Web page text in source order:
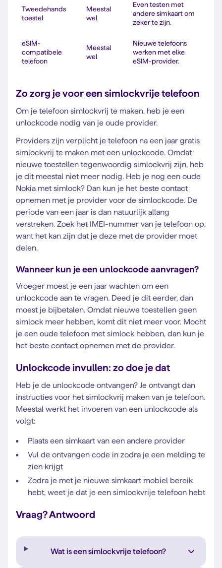
Tweedehands
toestel
Meestal
wel
Even testen met
andere simkaart om
zeker te zijn.
eSIM-
compatibele
telefoon
Meestal
wel
Nieuwe telefoons
werken met elke
eSIM-provider.
Zo zorg je voor een simlockvrije telefoon
Om je telefoon simlockvrij te maken, heb je een
unlockcode nodig van je oude provider.
Providers zijn verplicht je telefoon na een jaar gratis
simlockvrij te maken met een unlockcode. Omdat
nieuwe toestellen tegenwoordig simlockvrij zijn, heb
je dit meestal niet meer nodig. Heb je nog een oude
Nokia met simlock? Dan kun je het beste contact
opnemen met je provider voor de simlockcode. De
periode van een jaar is dan natuurlijk allang
verstreken. Zoek het IMEI-nummer van je telefoon op,
want het kan zijn dat je deze met de provider moet
delen.
Wanneer kun je een unlockcode aanvragen?
Vroeger moest je een jaar wachten om een
unlockcode aan te vragen. Deed je dit eerder, dan
moest je bijbetalen. Omdat nieuwe toestellen geen
simlock meer hebben, komt dit niet meer voor. Mocht
je een oude telefoon met simlock hebben, dan kun je
het beste contact opnemen met de provider.
Unlockcode invullen: zo doe je dat
Heb je de unlockcode ontvangen? Je ontvangt dan
instructies voor het simlockvrij maken van je telefoon.
Meestal werkt het invoeren van een unlockcode als
volgt:
Plaats een simkaart van een andere provider
Vul de ontvangen code in zodra je een melding te
zien krijgt
Zodra je met je nieuwe simkaart mobiel bereik
hebt, weet je dat je een simlockvrije telefoon hebt
Vraag? Antwoord
Wat is een simlockvrije telefoon?